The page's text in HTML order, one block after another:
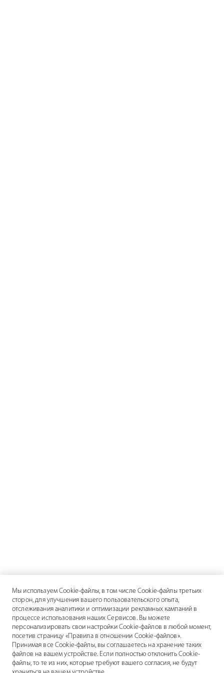
Мы используем Cookie-файлы, в том числе Cookie-файлы третьих
сторон, для улучшения вашего пользовательского опыта,
отслеживания аналитики и оптимизации рекламных кампаний в
процессе использования наших Сервисов. Вы можете
персонализировать свои настройки Cookie-файлов в любой момент,
посетив страницу «Правила в отношении Cookie-файлов».
Принимая все Cookie-файлы, вы соглашаетесь на хранение таких
файлов на вашем устройстве. Если полностью отклонить Cookie-
файлы, то те из них, которые требуют вашего согласия, не будут